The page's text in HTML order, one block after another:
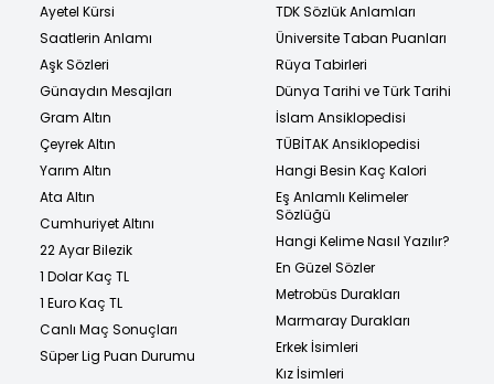
Ayetel Kürsi
Saatlerin Anlamı
Aşk Sözleri
Günaydın Mesajları
Gram Altın
Çeyrek Altın
Yarım Altın
Ata Altın
Cumhuriyet Altını
22 Ayar Bilezik
1 Dolar Kaç TL
1 Euro Kaç TL
Canlı Maç Sonuçları
Süper Lig Puan Durumu
TDK Sözlük Anlamları
Üniversite Taban Puanları
Rüya Tabirleri
Dünya Tarihi ve Türk Tarihi
İslam Ansiklopedisi
TÜBİTAK Ansiklopedisi
Hangi Besin Kaç Kalori
Eş Anlamlı Kelimeler
Sözlüğü
Hangi Kelime Nasıl Yazılır?
En Güzel Sözler
Metrobüs Durakları
Marmaray Durakları
Erkek İsimleri
Kız İsimleri